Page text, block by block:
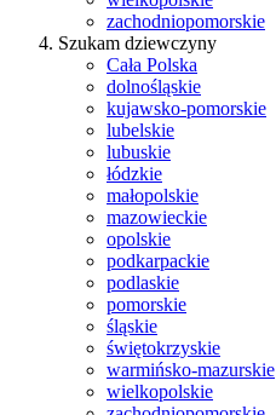
zachodniopomorskie
Szukam dziewczyny
Cała Polska
dolnośląskie
kujawsko-pomorskie
lubelskie
lubuskie
łódzkie
małopolskie
mazowieckie
opolskie
podkarpackie
podlaskie
pomorskie
śląskie
świętokrzyskie
warmińsko-mazurskie
wielkopolskie